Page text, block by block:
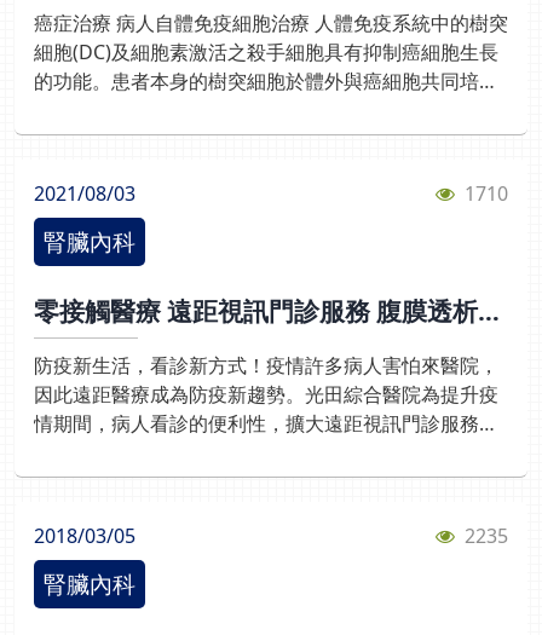
緩7年洗腎；第3期可延緩4年洗腎；第4期可延緩1年左
右。 黃小姐腎功能已退化到第3期，目前持續服用藥
物，讓腎功能維持住，延緩慢性腎病的惡化速度。 本院
長暨腎臟內科醫師張家築呼籲，如果父母、親戚是多囊
腎患者，建議民眾可到腎臟科檢查，利用腎臟超音波、
抽血、驗尿、基因檢測來評估，並持續追蹤腎臟的狀態
癌症治療 病人自體免疫細胞治療 人體免疫系統中的樹突
細胞(DC)及細胞素激活之殺手細胞具有抑制癌細胞生長
的功能。患者本身的樹突細胞於體外與癌細胞共同培養
局部放射治療及靜脈注射細胞素激活之殺手細胞(蓮見
癌細胞能力，進而達到殺死癌細胞的最佳效果。
2021/08/03 1710
腎臟內科
零接觸醫療 遠距視訊門診服務 腹膜透析居
家洗腎更安心
防疫新生活，看診新方式！疫情許多病人害怕來醫院，
因此遠距醫療成為防疫新趨勢。光田綜合醫院為提升疫
情期間，病人看診的便利性，擴大遠距視訊門診服務，
據，零接觸維持病人的醫療需求。 腎臟內科主任王家良
如今透過遠距視訊，可監測腎友居家洗腎操作機器的情
況，記錄洗腎數值並自動上傳雲端管理系統，即時精準
掌握病人治療與身體狀況，醫病視訊溝通就跟面對面看
2018/03/05 2235
腎臟內科